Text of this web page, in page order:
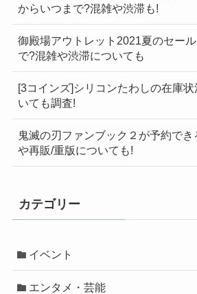
からいつまで?混雑や渋滞も!
御殿場アウトレット2021夏のセー
で?混雑や渋滞についても
[3コインズ]シリコンたわしの在庫
いても調査!
鬼滅の刃ファンブック２が予約で
や再販/重版についても!
カテゴリー
イベント
エンタメ・芸能